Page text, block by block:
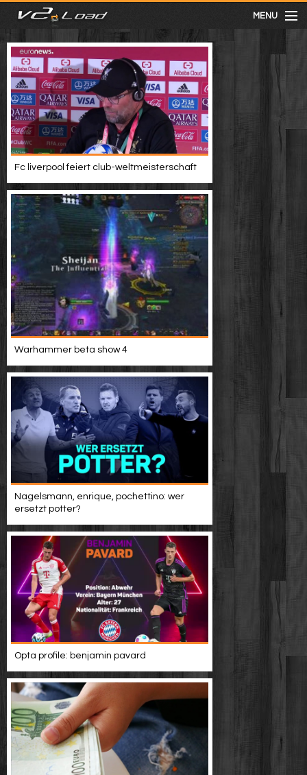
MENU
meist gesehen
neuste
kategorien
mit facebook anmelden
Informationen
Werbung
Video suchen
Fc liverpool feiert club-weltmeisterschaft
Warhammer beta show 4
Nagelsmann, enrique, pochettino: wer
ersetzt potter?
Opta profile: benjamin pavard